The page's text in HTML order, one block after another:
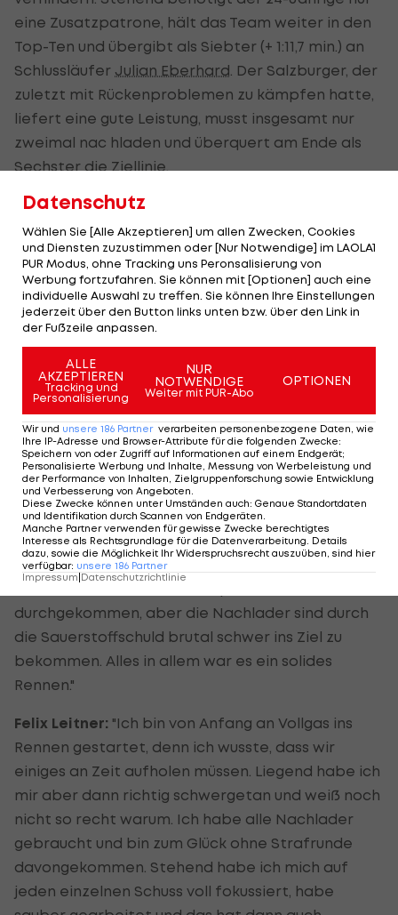
eine Zusatzpatrone, hält das Team weiter in den
Top-Ten und übergibt als Siebter (+ 1:11,7 min.) an
Schlussläufer Julian Eberhard . Der Salzburger, der
zuletzt mit Rückenproblemen zu kämpfen hatte,
liefert eine gute Leistung, musst insgesamt nur
zweimal nac hladen und überquert am Ende als
Sechster die Ziellinie.
STIMMEN:
David Komatz: "In der ersten Runde konnte ich gut
mithalten und kam auf einer guten Position zum
ersten Liegendschießen. Dort konnte ich den Wind
richtig einschätzen und alle Scheiben treffen. Ich
bin dann als Dritter vom Schießstand weg, habe
mich aber ein wenig zurückfallen lassen, um für
das Stehendschießen etwas Kraft zu sparen.
Stehend habe ich dann leider zwei Nachlader
gebraucht, habe aber auf der Schlussrunde alles
herausgeholt."
Simon Eder:"In dieser Höhenlage ist es wirklich
hart. Man merkt das vor allem beim
Stehendschießen, da sich alle Athleten etwas
schwerer tun. Ich wäre fast perfekt
durchgekommen, aber die Nachlader sind durch
die Sauerstoffschuld brutal schwer ins Ziel zu
bekommen. Alles in allem war es ein solides
Rennen."
Felix Leitner: "Ich bin von Anfang an Vollgas ins
Rennen gestartet, denn ich wusste, dass wir
einiges an Zeit aufholen müssen. Liegend habe ich
mir aber dann richtig schwergetan und weiß noch
nicht so recht warum. Ich habe alle Nachlader
gebraucht und bin zum Glück ohne Strafrunde
davongekommen. Stehend habe ich mich auf
jeden einzelnen Schuss voll fokussiert, habe
Datenschutz
Wählen Sie [Alle Akzeptieren] um allen Zwecken, Cookies
und Diensten zuzustimmen oder [Nur Notwendige] im LAOLA1
PUR Modus, ohne Tracking uns Peronsalisierung von
Werbung fortzufahren. Sie können mit [Optionen] auch eine
individuelle Auswahl zu treffen. Sie können Ihre Einstellungen
jederzeit über den Button links unten bzw. über den Link in
der Fußzeile anpassen.
ALLE
AKZEPTIEREN
Tracking und
Personalisierung
NUR
NOTWENDIGE
Weiter mit PUR-Abo
OPTIONEN
Wir und unsere 186 Partner verarbeiten personenbezogene Daten, wie
Ihre IP-Adresse und Browser-Attribute für die folgenden Zwecke:
Speichern von oder Zugriff auf Informationen auf einem Endgerät;
Personalisierte Werbung und Inhalte, Messung von Werbeleistung und
der Performance von Inhalten, Zielgruppenforschung sowie Entwicklung
und Verbesserung von Angeboten
Diese Zwecke können unter Umständen auch: Genaue Standortdaten
und Identifikation durch Scannen von Endgeräten
Manche Partner verwenden für gewisse Zwecke berechtigtes
Interesse als Rechtsgrundlage für die Datenverarbeitung. Details
dazu, sowie die Möglichkeit Ihr Widerspruchsrecht auszuüben, sind hier
verfügbar: unsere 186 Partner
Impressum|Datenschutzrichtlinie